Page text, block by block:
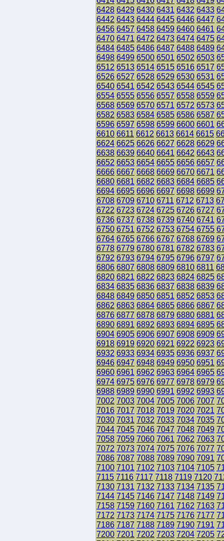
6428 6429 6430 6431 6432 6433
6442 6443 6444 6445 6446 6447
6456 6457 6458 6459 6460 6461
6470 6471 6472 6473 6474 6475
6484 6485 6486 6487 6488 6489
6498 6499 6500 6501 6502 6503
6512 6513 6514 6515 6516 6517
6526 6527 6528 6529 6530 6531
6540 6541 6542 6543 6544 6545
6554 6555 6556 6557 6558 6559
6568 6569 6570 6571 6572 6573
6582 6583 6584 6585 6586 6587
6596 6597 6598 6599 6600 6601
6610 6611 6612 6613 6614 6615
6624 6625 6626 6627 6628 6629
6638 6639 6640 6641 6642 6643
6652 6653 6654 6655 6656 6657
6666 6667 6668 6669 6670 6671
6680 6681 6682 6683 6684 6685
6694 6695 6696 6697 6698 6699
6708 6709 6710 6711 6712 6713
6722 6723 6724 6725 6726 6727
6736 6737 6738 6739 6740 6741
6750 6751 6752 6753 6754 6755
6764 6765 6766 6767 6768 6769
6778 6779 6780 6781 6782 6783
6792 6793 6794 6795 6796 6797
6806 6807 6808 6809 6810 6811
6820 6821 6822 6823 6824 6825
6834 6835 6836 6837 6838 6839
6848 6849 6850 6851 6852 6853
6862 6863 6864 6865 6866 6867
6876 6877 6878 6879 6880 6881
6890 6891 6892 6893 6894 6895
6904 6905 6906 6907 6908 6909
6918 6919 6920 6921 6922 6923
6932 6933 6934 6935 6936 6937
6946 6947 6948 6949 6950 6951
6960 6961 6962 6963 6964 6965
6974 6975 6976 6977 6978 6979
6988 6989 6990 6991 6992 6993
7002 7003 7004 7005 7006 7007
7016 7017 7018 7019 7020 7021
7030 7031 7032 7033 7034 7035
7044 7045 7046 7047 7048 7049
7058 7059 7060 7061 7062 7063
7072 7073 7074 7075 7076 7077
7086 7087 7088 7089 7090 7091
7100 7101 7102 7103 7104 7105
7115 7116 7117 7118 7119 7120
7130 7131 7132 7133 7134 7135
7144 7145 7146 7147 7148 7149
7158 7159 7160 7161 7162 7163
7172 7173 7174 7175 7176 7177
7186 7187 7188 7189 7190 7191
7200 7201 7202 7203 7204 7205